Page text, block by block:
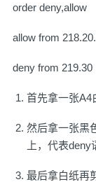
order deny,allow
allow from
deny from 219.30
首先拿一张A4
然后拿一张黑
上，代表
最后拿白纸再